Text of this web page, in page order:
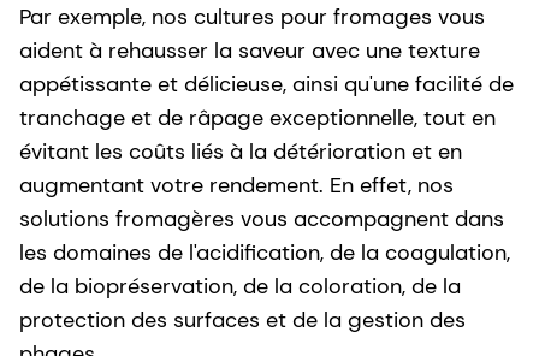
Par exemple, nos cultures pour fromages vous
aident à rehausser la saveur avec une texture
appétissante et délicieuse, ainsi qu'une facilité de
tranchage et de râpage exceptionnelle, tout en
évitant les coûts liés à la détérioration et en
augmentant votre rendement. En effet, nos
solutions fromagères vous accompagnent dans
les domaines de l'acidification, de la coagulation,
de la biopréservation, de la coloration, de la
protection des surfaces et de la gestion des